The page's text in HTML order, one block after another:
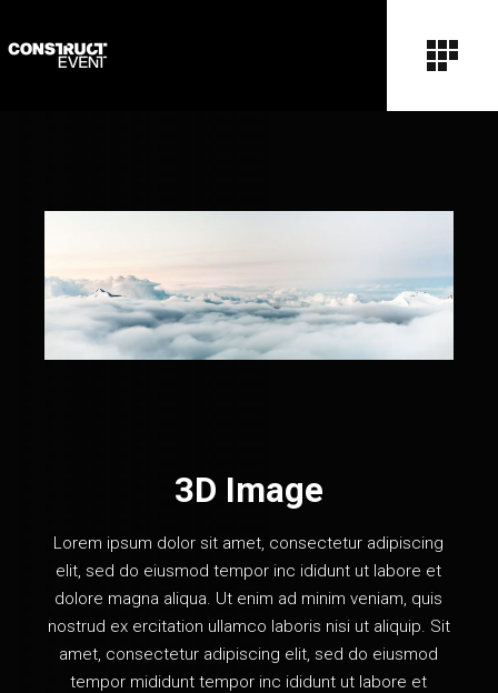
3D Image
Lorem ipsum dolor sit amet, consectetur adipiscing
elit, sed do eiusmod tempor inc ididunt ut labore et
dolore magna aliqua. Ut enim ad minim veniam, quis
nostrud ex ercitation ullamco laboris nisi ut aliquip. Sit
amet, consectetur adipiscing elit, sed do eiusmod
tempor mididunt tempor inc ididunt ut labore et